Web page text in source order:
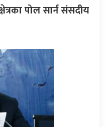
पोल सार्न संसदीय